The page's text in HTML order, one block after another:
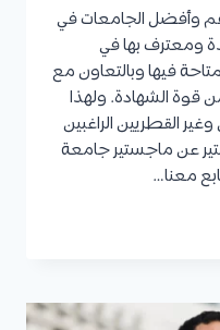
وأفضل الجامعات في
ومعترف بها في
فيها وبالتعاون مع
قوة الشهادة. ولهذا
القطريين الراغبين
عن ماجستير جامعة
معنا…